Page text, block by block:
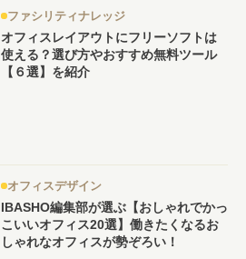
ファシリティナレッジ
オフィスレイアウトにフリーソフトは
使える？選び方やおすすめ無料ツール
【６選】を紹介
オフィスデザイン
IBASHO編集部が選ぶ【おしゃれでかっ
こいいオフィス20選】働きたくなるお
しゃれなオフィスが勢ぞろい！